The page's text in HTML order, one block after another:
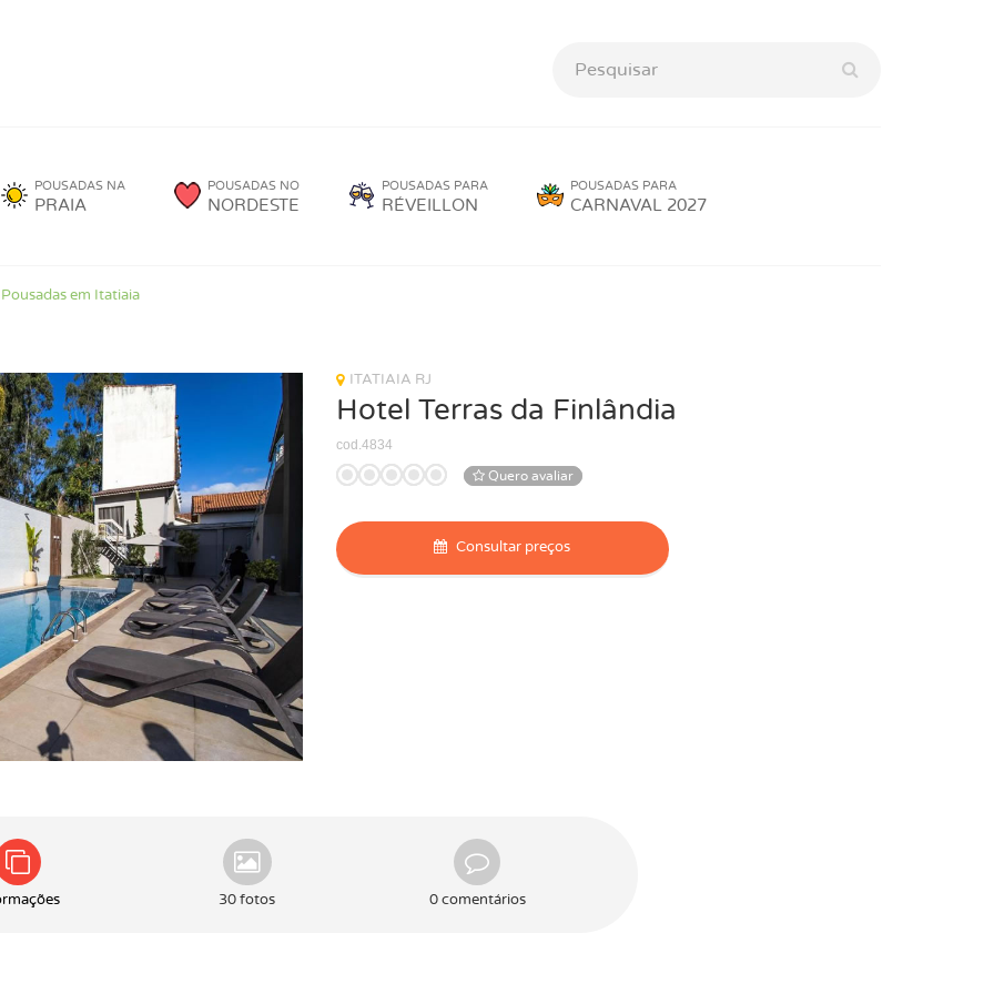
POUSADAS NA
PRAIA
POUSADAS NO
NORDESTE
POUSADAS PARA
RÉVEILLON
POUSADAS PARA
CARNAVAL 2027
Pousadas em Itatiaia
Hotel Terras da Finlândia
cod.4834
ITATIAIA RJ
Quero avaliar
Consultar preços
30 fotos 0 comentários